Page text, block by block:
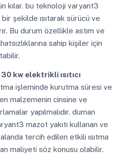
kılar. bu teknoloji varyant3
bir şekilde ısıtarak sürücü ve
Bu durum özellikle astım ve
sahip kişiler için
kw elektrikli ısıtıcı
işleminde kurutma süresi ve
malzemenin cinsine ve
yapılmalıdır. duman
mazot yakıtı kullanan ve
tercih edilen etkili ısıtma
maliyeti söz konusu olabilir.